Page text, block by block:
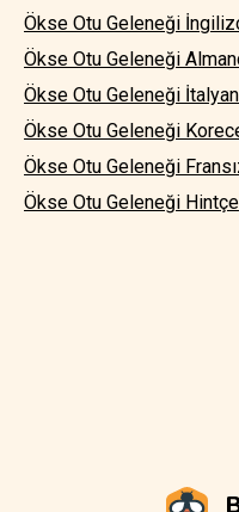
Ökse Otu Geleneği
Ökse Otu Geleneği
Ökse Otu Geleneği
Ökse Otu Geleneği
Ökse Otu Geleneği
Ökse Otu Geleneği Hintçe